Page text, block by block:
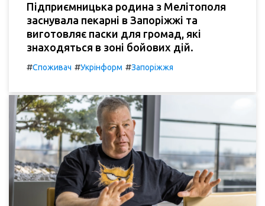
Підприємницька родина з Мелітополя
заснувала пекарні в Запоріжжі та
виготовляє паски для громад, які
знаходяться в зоні бойових дій.
#Споживач #Укрінформ #Запоріжжя